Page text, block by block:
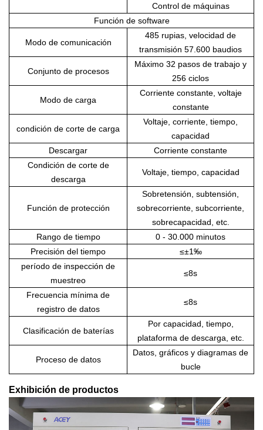
Control de máquinas
Función de software
Modo de comunicación
485 rupias, velocidad de
transmisión 57.600 baudios
Conjunto de procesos
Máximo 32 pasos de trabajo y
256 ciclos
Modo de carga
Corriente constante, voltaje
constante
condición de corte de carga
Voltaje, corriente, tiempo,
capacidad
Descargar
Corriente constante
Condición de corte de
descarga
Voltaje, tiempo, capacidad
Función de protección
Sobretensión, subtensión,
sobrecorriente, subcorriente,
sobrecapacidad, etc.
Rango de tiempo
0 - 30.000 minutos
Precisión del tiempo
≤±1‰
período de inspección de
muestreo
≤8s
Frecuencia mínima de
registro de datos
≤8s
Clasificación de baterías
Por capacidad, tiempo,
plataforma de descarga, etc.
Proceso de datos
Datos, gráficos y diagramas de
bucle
Exhibición de productos